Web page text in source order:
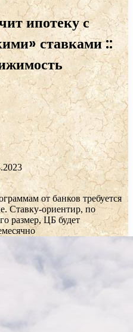
ипотеку с
ставками ::
от банков требуется
Ставку-ориентир, по
размер, ЦБ будет